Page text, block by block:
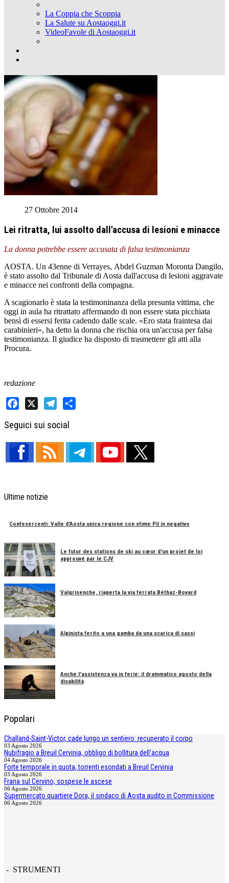
La Coppia che Scoppia
La Salute su Aostaoggi.it
VideoFavole di Aostaoggi.it
27 Ottobre 2014
Lei ritratta, lui assolto dall'accusa di lesioni e minacce
La donna potrebbe essere accusata di falsa testimonianza
AOSTA. Un 43enne di Verrayes, Abdel Guzman Moronta Dangilo,
è stato assolto dal Tribunale di Aosta dall'accusa di lesioni aggravate
e minacce nei confronti della compagna.
A scagionarlo è stata la testimoninanza della presunta vittima, che
oggi in aula ha ritrattato affermando di non essere stata picchiata
bensì di essersi ferita cadendo dalle scale. «Ero stata fraintesa dai
carabinieri», ha detto la donna che rischia ora un'accusa per falsa
testimonianza. Il giudice ha disposto di trasmettere gli atti alla
Procura.
redazione
Seguici sui social
Ultime notizie
Confesercenti: Valle d'Aosta unica regione con stime Pil in negativo
Le futur des stations de ski au cœur d'un projet de loi
approuvé par le CJV
Valgrisenche, riaperta la via ferrata Béthaz-Bovard
Alpinista ferito a una gamba da una scarica di sassi
Anche l'assistenza va in ferie: il drammatico agosto della
disabilità
Popolari
Challand-Saint-Victor, cade lungo un sentiero: recuperato il corpo
03 Agosto 2026
Nubifragio a Breuil Cervinia, obbligo di bollitura dell'acqua
04 Agosto 2026
Forte temporale in quota, torrenti esondati a Breuil Cervinia
03 Agosto 2026
Frana sul Cervino, sospese le ascese
06 Agosto 2026
Supermercato quartiere Dora, il sindaco di Aosta audito in Commissione
06 Agosto 2026
- STRUMENTI